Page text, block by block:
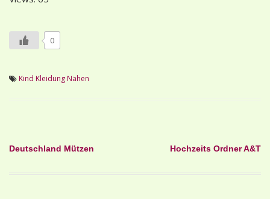
0
Kind KleidungNähen
Beitragsnavigation
Deutschland Mützen Hochzeits Ordner A&T